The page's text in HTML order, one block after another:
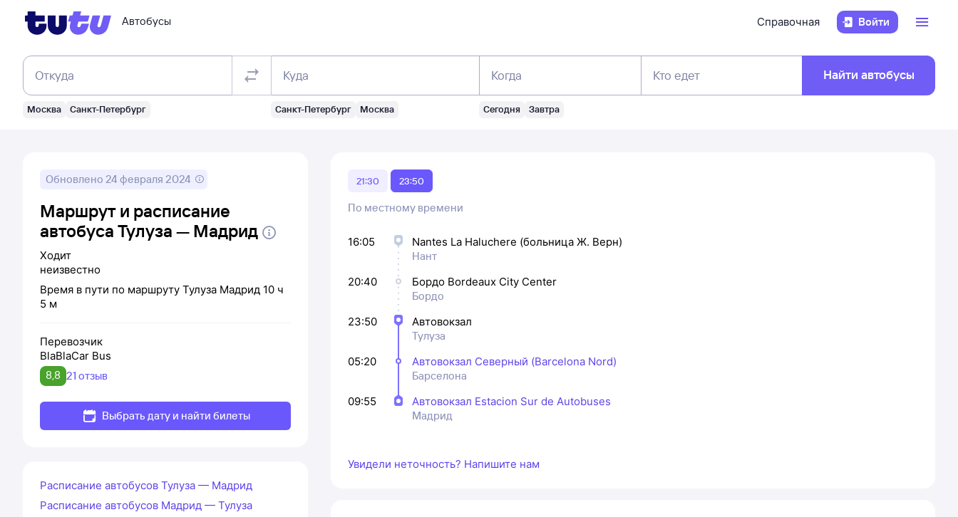
Автобусы Справочная Войти
Откуда
Москва Санкт-Петербург
Куда
Санкт-Петербург Москва
Когда
Сегодня Завтра
Кто едет Найти автобусы
Обновлено 24 февраля 2024
Маршрут и расписание
автобуса Тулуза — Мадрид
Ходит
неизвестно
Время в пути по маршруту Тулуза Мадрид 10 ч
5 м
Перевозчик
BlaBlaCar Bus
8,8 21 отзыв
Выбрать дату и найти билеты
21:30 23:50
По местному времени
16:05
Nantes La Haluchere (больница Ж. Верн)
Нант
20:40
Бордо Bordeaux City Center
Бордо
23:50
Автовокзал
Тулуза
05:20
Автовокзал Северный (Barcelona Nord)
Барселона
09:55
Автовокзал Estacion Sur de Autobuses
Мадрид
Увидели неточность? Напишите нам
Расписание автобусов Тулуза — Мадрид
Расписание автобусов Мадрид — Тулуза